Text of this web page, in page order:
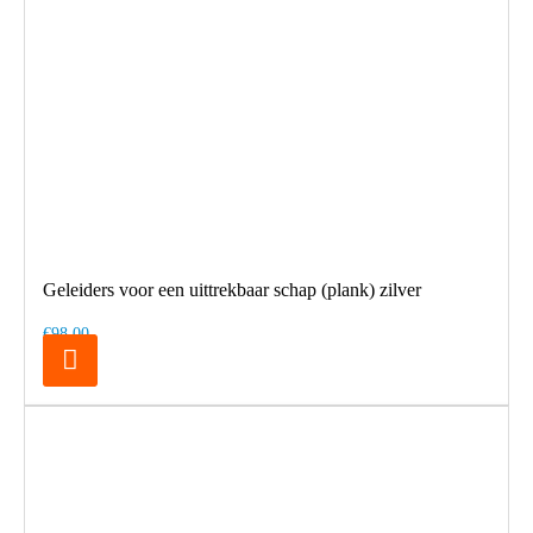
Geleiders voor een uittrekbaar schap (plank) zilver
€98,00